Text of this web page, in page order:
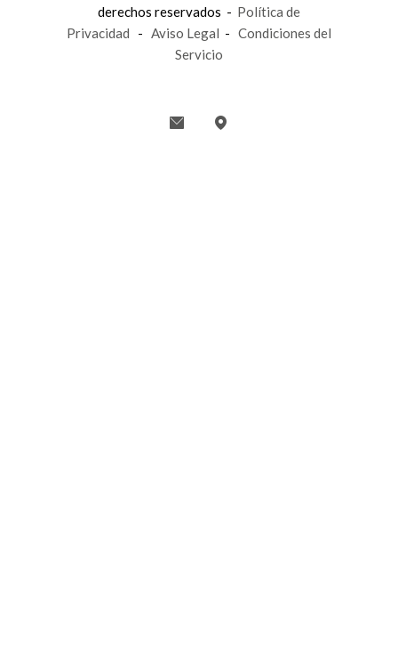
derechos reservados - Política de
Privacidad - Aviso Legal - Condiciones del
Servicio